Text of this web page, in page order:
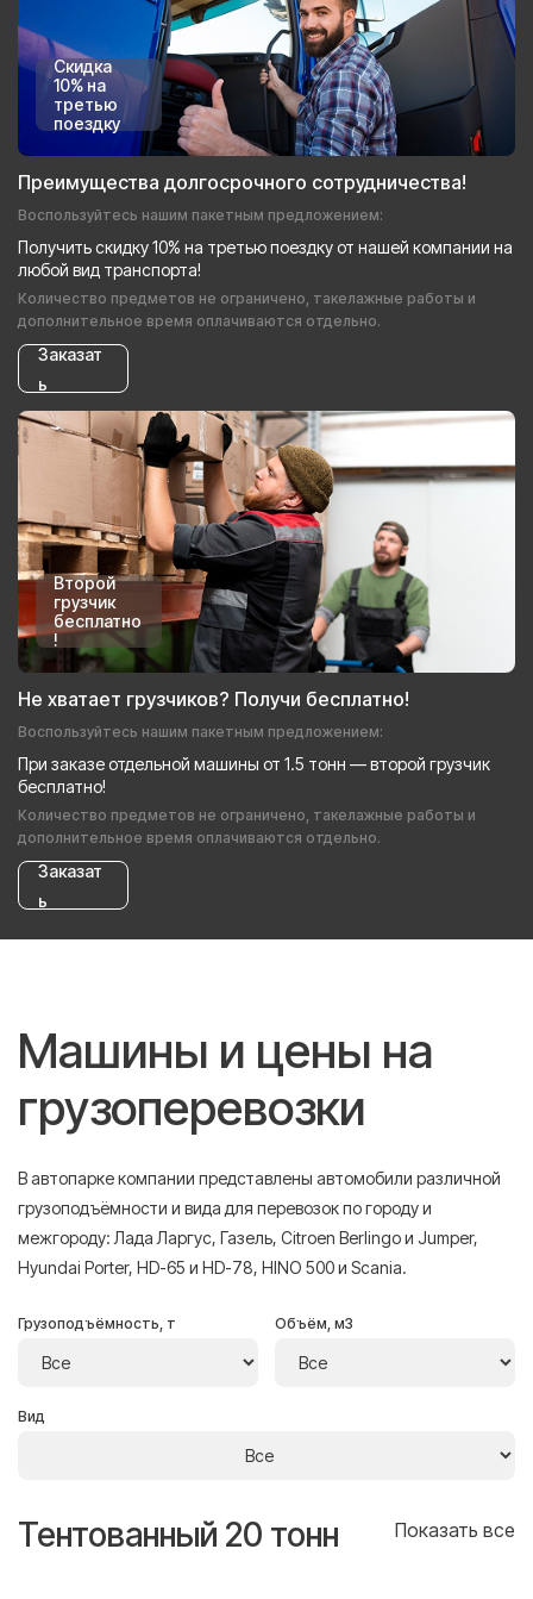
Скидка
10% на
третью
поездку
Преимущества долгосрочного сотрудничества!
Воспользуйтесь нашим пакетным предложением:
Получить скидку 10% на третью поездку от нашей компании на
любой вид транспорта!
Количество предметов не ограничено, такелажные работы и
дополнительное время оплачиваются отдельно.
Заказат
ь
Второй
грузчик
бесплатно
!
Не хватает грузчиков? Получи бесплатно!
Воспользуйтесь нашим пакетным предложением:
При заказе отдельной машины от 1.5 тонн — второй грузчик
бесплатно!
Количество предметов не ограничено, такелажные работы и
дополнительное время оплачиваются отдельно.
Заказат
ь
Машины и цены на
грузоперевозки
В автопарке компании представлены автомобили различной
грузоподъёмности и вида для перевозок по городу и
межгороду: Лада Ларгус, Газель, Citroen Berlingo и Jumper,
Hyundai Porter, HD-65 и HD-78, HINO 500 и Scania.
Грузоподъёмность, т Объём, м3
Вид
Тентованный 20 тонн Показать все